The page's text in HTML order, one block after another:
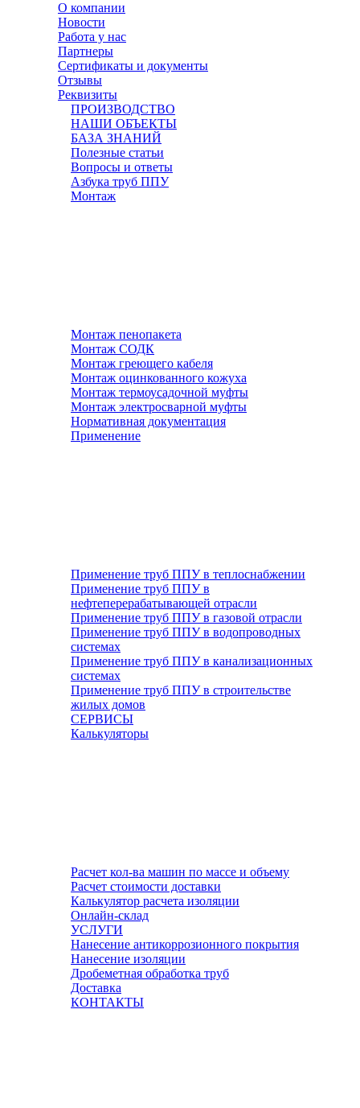
О компании
Новости
Работа у нас
Партнеры
Сертификаты и документы
Отзывы
Реквизиты
ПРОИЗВОДСТВО
НАШИ ОБЪЕКТЫ
БАЗА ЗНАНИЙ
Полезные статьи
Вопросы и ответы
Азбука труб ППУ
Монтаж
Монтаж пенопакета
Монтаж СОДК
Монтаж греющего кабеля
Монтаж оцинкованного кожуха
Монтаж термоусадочной муфты
Монтаж электросварной муфты
Нормативная документация
Применение
Применение труб ППУ в теплоснабжении
Применение труб ППУ в
нефтеперерабатывающей отрасли
Применение труб ППУ в газовой отрасли
Применение труб ППУ в водопроводных
системах
Применение труб ППУ в канализационных
системах
Применение труб ППУ в строительстве
жилых домов
СЕРВИСЫ
Калькуляторы
Расчет кол-ва машин по массе и объему
Расчет стоимости доставки
Калькулятор расчета изоляции
Онлайн-склад
УСЛУГИ
Нанесение антикоррозионного покрытия
Нанесение изоляции
Дробеметная обработка труб
Доставка
КОНТАКТЫ